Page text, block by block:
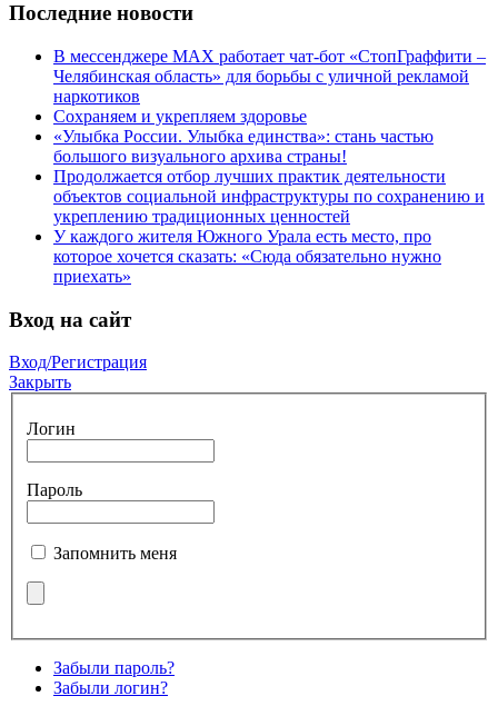
Последние новости
В мессенджере МАХ работает чат-бот «СтопГраффити –
Челябинская область» для борьбы с уличной рекламой
наркотиков
Сохраняем и укрепляем здоровье
«Улыбка России. Улыбка единства»: стань частью
большого визуального архива страны!
Продолжается отбор лучших практик деятельности
объектов социальной инфраструктуры по сохранению и
укреплению традиционных ценностей
У каждого жителя Южного Урала есть место, про
которое хочется сказать: «Сюда обязательно нужно
приехать»
Вход на сайт
Вход/Регистрация
Закрыть
Логин
Пароль
Запомнить меня
Забыли пароль?
Забыли логин?